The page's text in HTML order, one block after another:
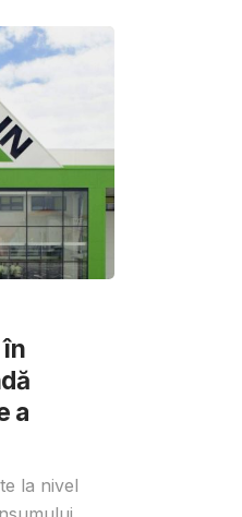
a
la nivel